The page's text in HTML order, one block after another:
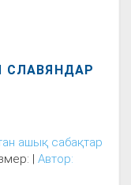
СЛАВЯНДАР
ашық сабақтар
| Автор: